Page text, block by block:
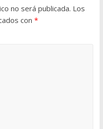
no será publicada. Los
con *